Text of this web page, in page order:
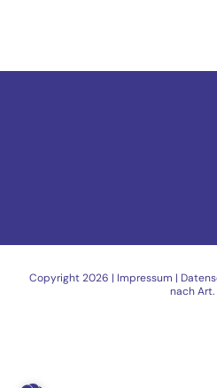
Copyright2026 | Impressum |
nach Art.